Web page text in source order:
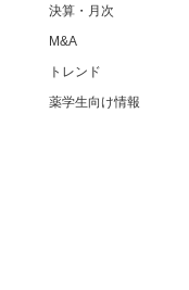
決算・月次
M&A
トレンド
薬学生向け情報